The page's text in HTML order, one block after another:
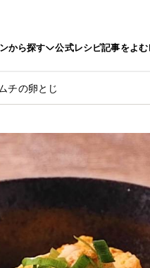
から探す 公式レシピ記事をよむ
チの卵とじ